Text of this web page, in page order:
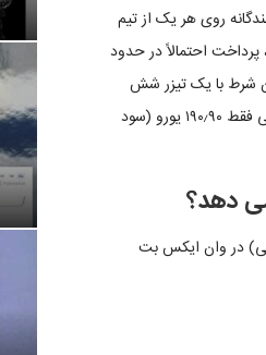
و ثابت همراه هستند. اگر قرار بود کسی یک شرط ۱۰۰ یورویی چندگانه روی هر یک از تیم
پرداخت احتمالاً در حدود
با این حال، همان شرط با یک تیزر شش
امتیازی پرداخت کمتری با احتمال ترکیبی -۱۱۰ / ۱٫۹۰۹ خواهد داشت. به این معنا که یک شرط ۱۰۰ یورویی فقط ۱۹۰٫۹۰ یورو (سود
دهد؟
در وان ایکس بت